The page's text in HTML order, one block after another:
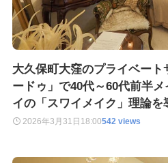
大久保町大窪のプライベート
ードゥ」で40代～60代前半
イの「スワイメイク」理論を
2026年3月31日 18:00542 views